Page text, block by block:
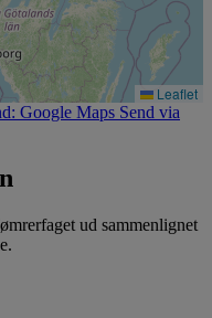
Leaflet
Google Maps Send via
ud sammenlignet